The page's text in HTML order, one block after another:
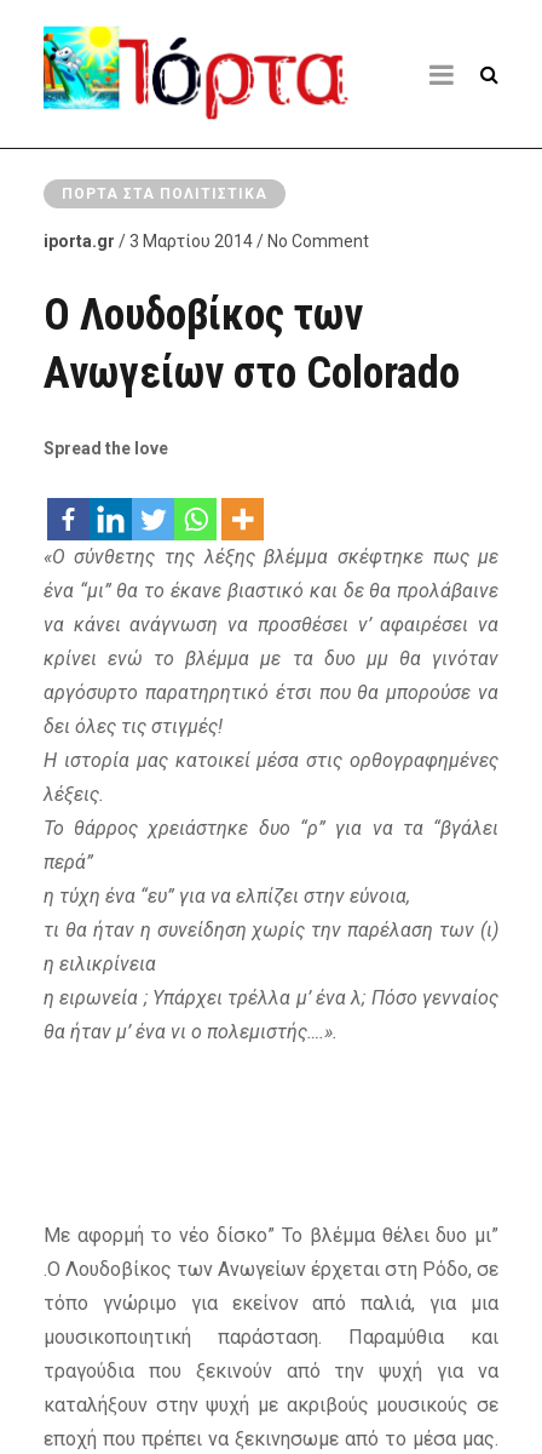
ΠΌΡΤΑ ΣΤΑ ΠΟΛΙΤΙΣΤΙΚΆ
iporta.gr / 3 Μαρτίου 2014 / No Comment
Ο Λουδοβίκος των
Ανωγείων στο Colorado
Spread the love
«O σύνθετης της λέξης βλέμμα σκέφτηκε πως με
ένα “μι” θα το έκανε βιαστικό και δε θα προλάβαινε
να κάνει ανάγνωση να προσθέσει ν’ αφαιρέσει να
κρίνει ενώ το βλέμμα με τα δυο μμ θα γινόταν
αργόσυρτο παρατηρητικό έτσι που θα μπορούσε να
δει όλες τις στιγμές!
Η ιστορία μας κατοικεί μέσα στις ορθογραφημένες
λέξεις.
Το θάρρος χρειάστηκε δυο “ρ” για να τα “βγάλει
περά”
η τύχη ένα “ευ” για να ελπίζει στην εύνοια,
τι θα ήταν η συνείδηση χωρίς την παρέλαση των (ι)
η ειλικρίνεια
η ειρωνεία ; Υπάρχει τρέλλα μ’ ένα λ; Πόσο γενναίος
θα ήταν μ’ ένα νι ο πολεμιστής….».
Με αφορμή το νέο δίσκο” Το βλέμμα θέλει δυο μι”
.Ο Λουδοβίκος των Ανωγείων έρχεται στη Ρόδο, σε
τόπο γνώριμο για εκείνον από παλιά, για μια
μουσικοποιητική παράσταση. Παραμύθια και
τραγούδια που ξεκινούν από την ψυχή για να
καταλήξουν στην ψυχή με ακριβούς μουσικούς σε
εποχή που πρέπει να ξεκινησωμε από το μέσα μας.